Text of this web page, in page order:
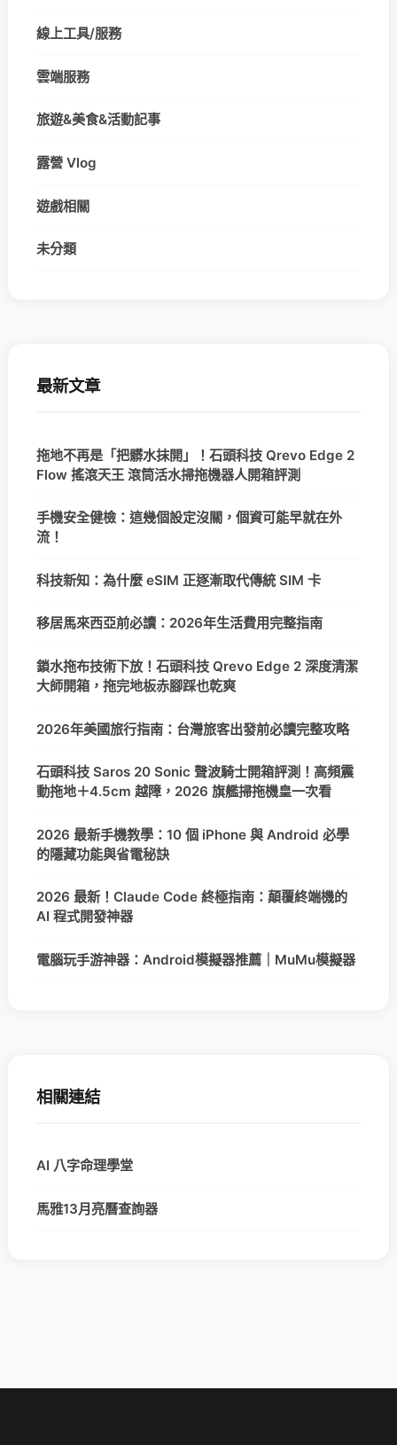
線上工具/服務
雲端服務
旅遊&美食&活動記事
露營 Vlog
遊戲相關
未分類
最新文章
拖地不再是「把髒水抹開」！石頭科技 Qrevo Edge 2
Flow 搖滾天王 滾筒活水掃拖機器人開箱評測
手機安全健檢：這幾個設定沒關，個資可能早就在外
流！
科技新知：為什麼 eSIM 正逐漸取代傳統 SIM 卡
移居馬來西亞前必讀：2026年生活費用完整指南
鎖水拖布技術下放！石頭科技 Qrevo Edge 2 深度清潔
大師開箱，拖完地板赤腳踩也乾爽
2026年美國旅行指南：台灣旅客出發前必讀完整攻略
石頭科技 Saros 20 Sonic 聲波騎士開箱評測！高頻震
動拖地＋4.5cm 越障，2026 旗艦掃拖機皇一次看
2026 最新手機教學：10 個 iPhone 與 Android 必學
的隱藏功能與省電秘訣
2026 最新！Claude Code 終極指南：顛覆終端機的
AI 程式開發神器
電腦玩手游神器：Android模擬器推薦｜MuMu模擬器
相關連結
AI 八字命理學堂
馬雅13月亮曆查詢器